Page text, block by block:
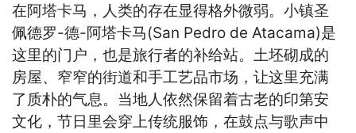
在阿塔卡马，人类的存在显得格外微弱。小镇圣
佩德罗-德-阿塔卡马(San Pedro de Atacama)是
这里的门户，也是旅行者的补给站。土坯砌成的
房屋、窄窄的街道和手工艺品市场，让这里充满
了质朴的气息。当地人依然保留着古老的印第安
文化，节日里会穿上传统服饰，在鼓点与歌声中